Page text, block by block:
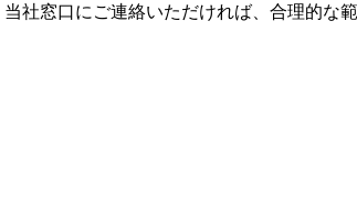
社窓口にご連絡いただければ、合理的な